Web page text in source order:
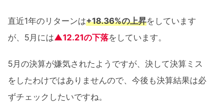
直近1年のリターンは+18.36%の上昇をしています
が、5月には▲12.21の下落をしています。
5月の決算が嫌気されたようですが、決して決算ミス
をしたわけではありませんので、今後も決算結果は必
ずチェックしたいですね。